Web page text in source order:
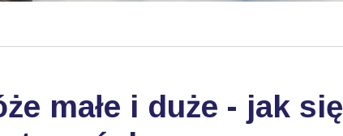
małe i duże - jak się